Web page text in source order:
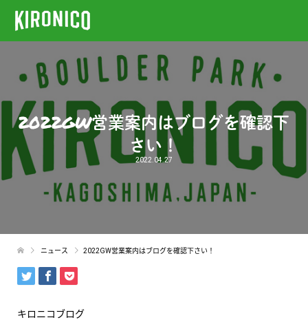
2022GW営業案内はブログを確認下
さい！
2022.04.27
ニュース 2022GW営業案内はブログを確認下さい！
キロニコブログ